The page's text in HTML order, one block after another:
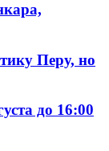
Перу, но
до 16:00